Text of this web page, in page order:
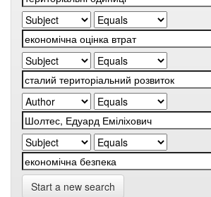
Start a new search